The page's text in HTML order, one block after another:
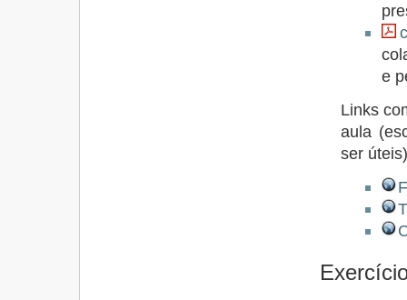
e
Links
aula
ser